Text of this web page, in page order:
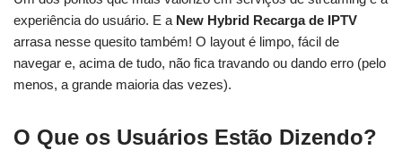
experiência do usuário. E a New Hybrid Recarga de IPTV
arrasa nesse quesito também! O layout é limpo, fácil de
navegar e, acima de tudo, não fica travando ou dando erro (pelo
menos, a grande maioria das vezes).
O Que os Usuários Estão Dizendo?